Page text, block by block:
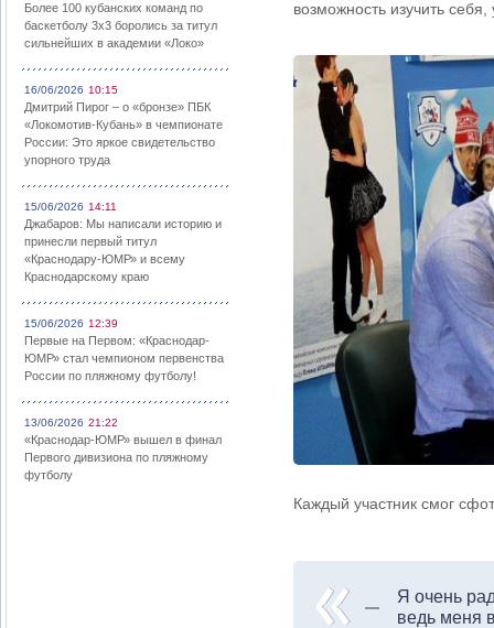
Более 100 кубанских команд по
баскетболу 3х3 боролись за титул
сильнейших в академии «Локо»
16/06/2026 10:15
Дмитрий Пирог – о «бронзе» ПБК
«Локомотив-Кубань» в чемпионате
России: Это яркое свидетельство
упорного труда
15/06/2026 14:11
Джабаров: Мы написали историю и
принесли первый титул
«Краснодару-ЮМР» и всему
Краснодарскому краю
15/06/2026 12:39
Первые на Первом: «Краснодар-
ЮМР» стал чемпионом первенства
России по пляжному футболу!
13/06/2026 21:22
«Краснодар-ЮМР» вышел в финал
Первого дивизиона по пляжному
футболу
возможность изучить
Каждый участник смог
Я очень
ведь меня